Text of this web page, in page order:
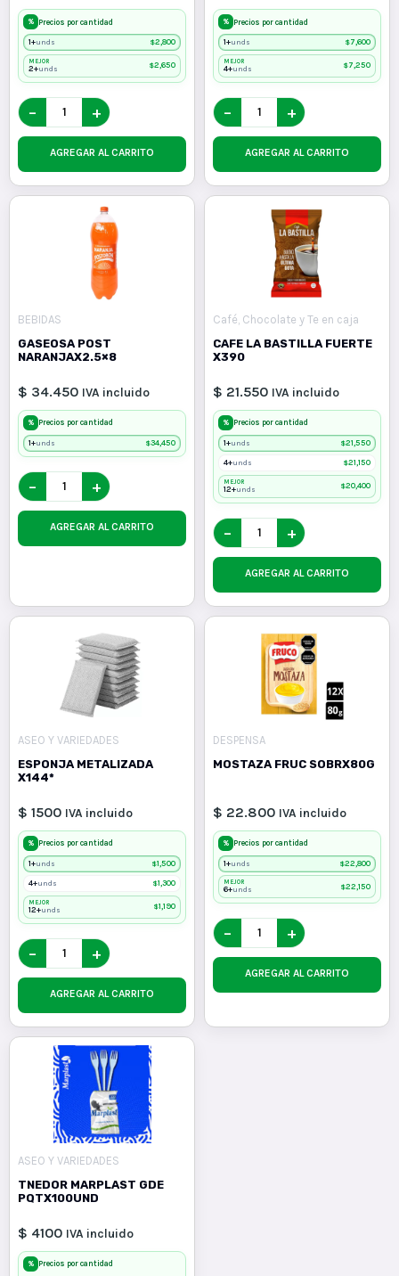
% Precios por cantidad
1+unds $2,800
MEJOR
2+unds $2,650
− +
AGREGAR AL CARRITO
% Precios por cantidad
1+unds $7,600
MEJOR
4+unds $7,250
− +
AGREGAR AL CARRITO
BEBIDAS
GASEOSA POST
NARANJAX2.5×8
$ 34.450 IVA incluido
% Precios por cantidad
1+unds $34,450
− +
AGREGAR AL CARRITO
Café, Chocolate y Te en caja
CAFE LA BASTILLA FUERTE
X390
$ 21.550 IVA incluido
% Precios por cantidad
1+unds $21,550
4+unds $21,150
MEJOR
12+unds $20,400
− +
AGREGAR AL CARRITO
ASEO Y VARIEDADES
ESPONJA METALIZADA
X144*
$ 1500 IVA incluido
% Precios por cantidad
1+unds $1,500
4+unds $1,300
MEJOR
12+unds $1,190
− +
AGREGAR AL CARRITO
DESPENSA
MOSTAZA FRUC SOBRX80G
$ 22.800 IVA incluido
% Precios por cantidad
1+unds $22,800
MEJOR
6+unds $22,150
− +
AGREGAR AL CARRITO
ASEO Y VARIEDADES
TNEDOR MARPLAST GDE
PQTX100UND
$ 4100 IVA incluido
% Precios por cantidad